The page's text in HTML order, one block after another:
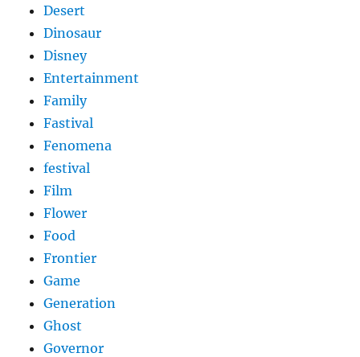
Desert
Dinosaur
Disney
Entertainment
Family
Fastival
Fenomena
festival
Film
Flower
Food
Frontier
Game
Generation
Ghost
Governor